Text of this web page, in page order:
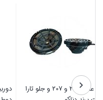
باند عقب 206 و 207 و جلو تارا